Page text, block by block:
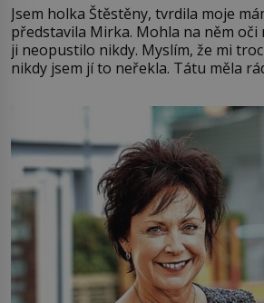
Jsem holka Štěstěny, tvrdila moje
představila Mirka. Mohla na něm oči
ji neopustilo nikdy. Myslím, že mi
nikdy jsem jí to neřekla. Tátu měla
Jsme spolu moc rádi Tehdy byla jiná